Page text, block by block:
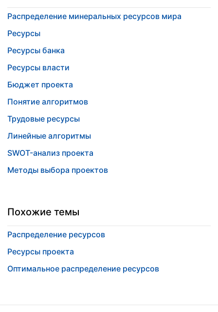
Распределение минеральных ресурсов мира
Ресурсы
Ресурсы банка
Ресурсы власти
Бюджет проекта
Понятие алгоритмов
Трудовые ресурсы
Линейные алгоритмы
SWOT-анализ проекта
Методы выбора проектов
Похожие темы
Распределение ресурсов
Ресурсы проекта
Оптимальное распределение ресурсов